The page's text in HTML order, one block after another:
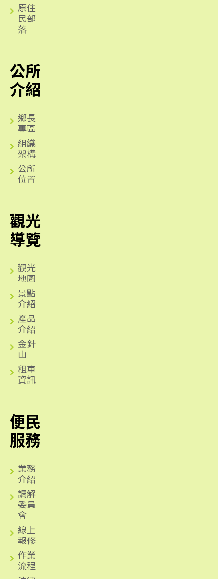
原住
民部
落
公所
介紹
鄉長
專區
組織
架構
公所
位置
觀光
導覽
觀光
地圖
景點
介紹
產品
介紹
金針
山
租車
資訊
便民
服務
業務
介紹
調解
委員
會
線上
報修
作業
流程